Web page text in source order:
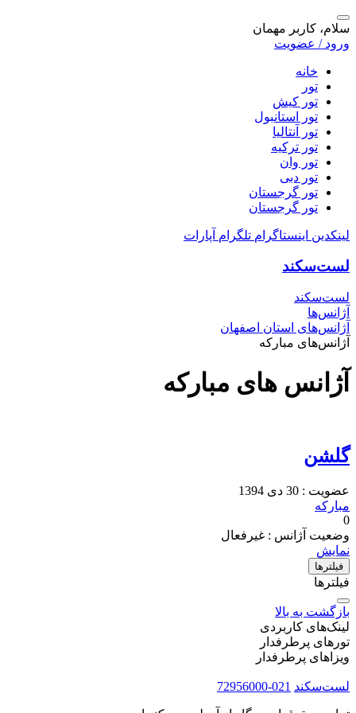
سلام، کاربر مهمان
ورود / عضویت
خانه
تور
تور کیش
تور استانبول
تور آنتالیا
تور ترکیه
تور وان
تور دبی
تور گرجستان
تور گرجستان
لینکدین اینستاگرام تلگرام آپارات
لست‌سکند
لست‌سکند
آژانس‌ها
آژانس‌های استان اصفهان
آژانس‌های مبارکه
آژانس های مبارکه
گلشن
عضویت : 30 دی 1394
مبارکه
0
وضعیت آژانس : غیرفعال
نمایش
فیلتر‌ها
فیلترها
بازگشت به بالا
لینک‌های کاربردی
تورهای پرطرفدار
ویزاهای پرطرفدار
لست‌سکند 021-72956000